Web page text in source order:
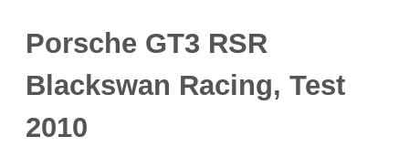
Porsche GT3 RSR
Blackswan Racing, Test
2010